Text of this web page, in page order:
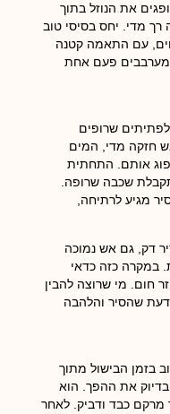
את הנוזל בתוך
מדי. יחס בסיסי טוב
עם התאמה קטנה
מערבבים פעם אחת
שרופים
חזקה מדי, המים
אותם. התחתית
שכבה שרופה.
מגיע לרתיחה,
דק, גם אש נמוכה
במקרה כזה כדאי
חום. מי שרוצה להבין
שהסיר והלהבה
בזמן הבישול מתוך
את ההפך. הוא
מרקם כבד ודביק. לאחר